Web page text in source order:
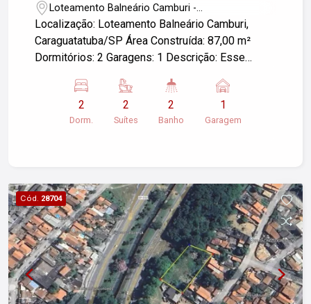
Loteamento Balneário Camburi -
Caraguatatuba/SP
Localização: Loteamento Balneário Camburi,
Caraguatatuba/SP Área Construída: 87,00 m²
Dormitórios: 2 Garagens: 1 Descrição: Esse
prático, ideal para famílias ou para quem busca
um imóvel de veraneio. Com 2 dormitórios, você
terá espaço suficiente para acomodar todos. A
as belezas naturais da região, incluindo praias e
áreas de lazer. Entre em contato para mais
informações e agendar uma visita!
2
Dorm.
2
Suítes
2
Banho
1
Garagem
Cód. 28704